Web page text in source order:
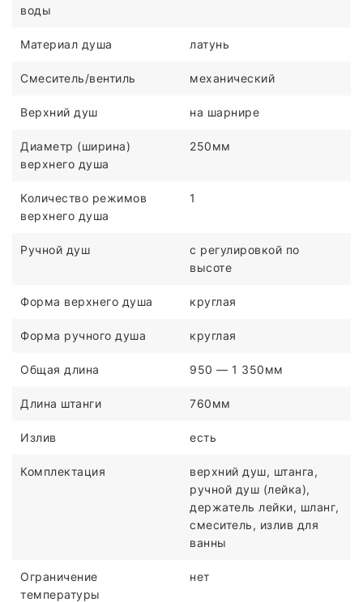
воды
Материал душа латунь
Смеситель/вентиль механический
Верхний душ на шарнире
Диаметр (ширина)
верхнего душа
250мм
Количество режимов
верхнего душа
1
Ручной душ
c регулировкой по
высоте
Форма верхнего душа круглая
Форма ручного душа круглая
Общая длина 950 — 1 350мм
Длина штанги 760мм
Излив есть
Комплектация
верхний душ, штанга,
ручной душ (лейка),
держатель лейки, шланг,
смеситель, излив для
ванны
Ограничение
температуры
нет